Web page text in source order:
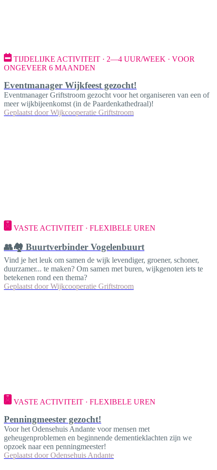
TIJDELIJKE ACTIVITEIT · 2—4 UUR/WEEK · VOOR
ONGEVEER 6 MAANDEN
Eventmanager Wijkfeest gezocht!
Eventmanager Griftstroom gezocht voor het organiseren van een of
meer wijkbijeenkomst (in de Paardenkathedraal)!
Geplaatst door Wijkcooperatie Griftstroom
VASTE ACTIVITEIT · FLEXIBELE UREN
👥🏘️ Buurtverbinder Vogelenbuurt
Vind je het leuk om samen de wijk levendiger, groener, schoner,
duurzamer... te maken? Om samen met buren, wijkgenoten iets te
betekenen rond een thema?
Geplaatst door Wijkcooperatie Griftstroom
VASTE ACTIVITEIT · FLEXIBELE UREN
Penningmeester gezocht!
Voor het Odensehuis Andante voor mensen met
geheugenproblemen en beginnende dementieklachten zijn we
opzoek naar een penningmeester!
Geplaatst door Odensehuis Andante